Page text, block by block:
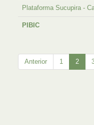
Plataforma Sucupira -
PIBIC
Anterior 1 2